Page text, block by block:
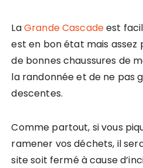
LaGrande Cascadeest
est en bon état mais assez
de bonnes chaussures de
la randonnée et de ne pas
descentes.
Comme partout, si vous
ramener vos déchets, il
site soit fermé à cause